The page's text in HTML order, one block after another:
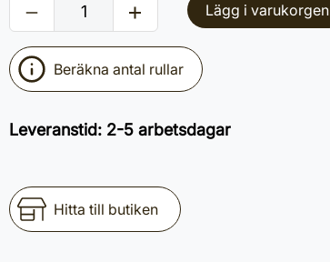
Lägg i varukorgen
Beräkna antal rullar
Leveranstid: 2-5 arbetsdagar
Hitta till butiken